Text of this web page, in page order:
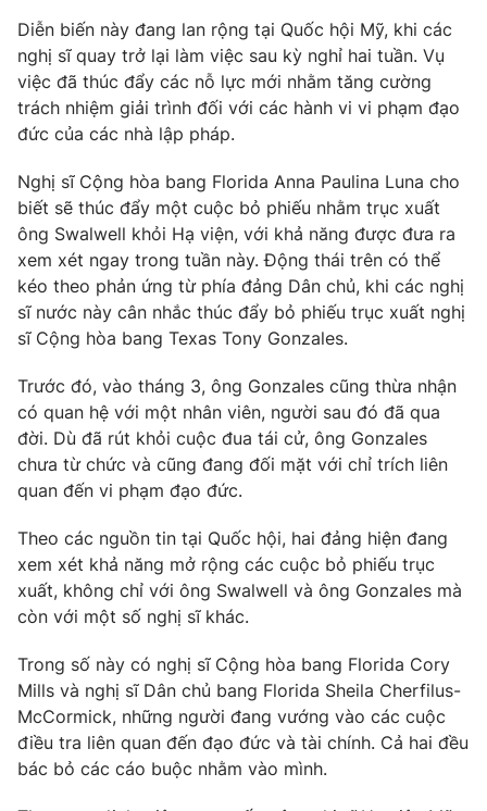
VTV Sức khoẻ Bất động sản
Thị trường 24h
VTV4 Vươn mình bằng AI
VTV9 VTV8
Liên hệ tòa soạn English
THỜI BÁO VTV
Theo dõi báo trên
Cơ quan chủ quản:Đài Truyền hình Việt Nam
Cơ quan báo chí: Thời báo VTV
Giấy phép hoạt động báo in và báo điện tử số 483/GP-BTTTT
cấp ngày 29/12/2023
Tổng Biên tập:Vũ Thanh Thủy
Phó Tổng Biên tập:Nguyễn Thị Mỹ Hạnh, Phạm Quốc Thắng,
Nguyễn Trọng Ninh
Diễn biến này đang lan rộng tại Quốc hội Mỹ, khi các
nghị sĩ quay trở lại làm việc sau kỳ nghỉ hai tuần. Vụ
việc đã thúc đẩy các nỗ lực mới nhằm tăng cường
trách nhiệm giải trình đối với các hành vi vi phạm đạo
đức của các nhà lập pháp.
Nghị sĩ Cộng hòa bang Florida Anna Paulina Luna cho
biết sẽ thúc đẩy một cuộc bỏ phiếu nhằm trục xuất
ông Swalwell khỏi Hạ viện, với khả năng được đưa ra
xem xét ngay trong tuần này. Động thái trên có thể
kéo theo phản ứng từ phía đảng Dân chủ, khi các nghị
sĩ nước này cân nhắc thúc đẩy bỏ phiếu trục xuất nghị
sĩ Cộng hòa bang Texas Tony Gonzales.
Trước đó, vào tháng 3, ông Gonzales cũng thừa nhận
có quan hệ với một nhân viên, người sau đó đã qua
đời. Dù đã rút khỏi cuộc đua tái cử, ông Gonzales
chưa từ chức và cũng đang đối mặt với chỉ trích liên
quan đến vi phạm đạo đức.
Theo các nguồn tin tại Quốc hội, hai đảng hiện đang
xem xét khả năng mở rộng các cuộc bỏ phiếu trục
xuất, không chỉ với ông Swalwell và ông Gonzales mà
còn với một số nghị sĩ khác.
Trong số này có nghị sĩ Cộng hòa bang Florida Cory
Mills và nghị sĩ Dân chủ bang Florida Sheila Cherfilus-
McCormick, những người đang vướng vào các cuộc
điều tra liên quan đến đạo đức và tài chính. Cả hai đều
bác bỏ các cáo buộc nhằm vào mình.